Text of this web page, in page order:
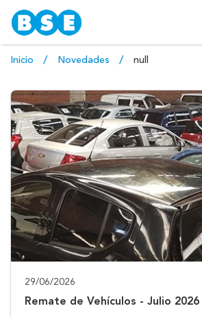
Inicio Novedades null
29/06/2026
Remate de Vehículos - Julio 2026